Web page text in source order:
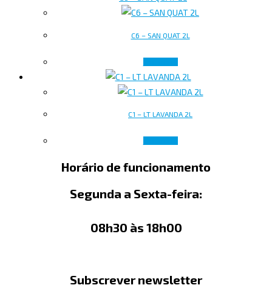
C6 – SAN QUAT 2L
C1 – LT LAVANDA 2L
Horário de funcionamento
Segunda a Sexta-feira:
08h30 às 18h00
Subscrever newsletter